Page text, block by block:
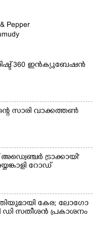
360 ഇൻക്യുബേഷൻ
സാരി വാക്കത്തൺ
ട്രാക്കായി'
റോഡ്
കേര; ലോഗോ
ഡി സതീശൻ പ്രകാശനം